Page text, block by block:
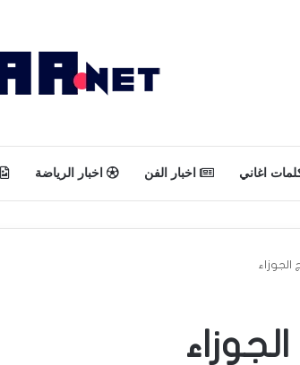
اغاني اخبار الفن اخبار الرياضة